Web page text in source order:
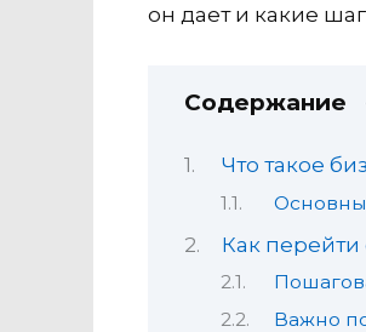
он дает и какие
Содержание
Что такое
Как
Важно